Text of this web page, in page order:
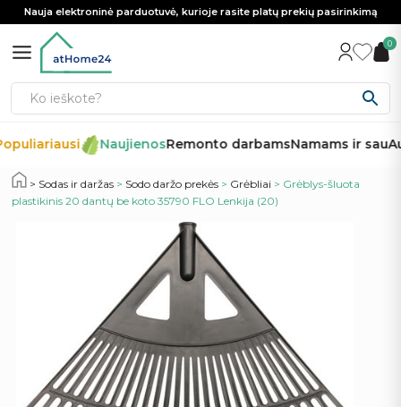
Nauja elektroninė parduotuvė, kurioje rasite platų prekių pasirinkimą
0
NaujienosRemonto darbamsNamams ir sau
Sodas ir daržas > Sodo daržo prekės > Grėbliai > Grėblys-šluota
plastikinis 20 dantų be koto 35790 FLO Lenkija (20)